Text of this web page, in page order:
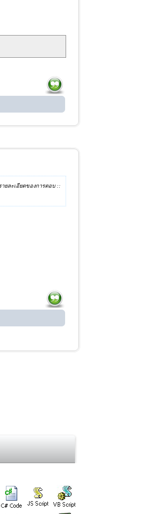
ายละเอียดของการตอบ ::